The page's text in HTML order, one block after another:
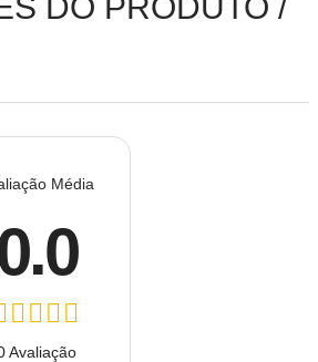
Média
Avaliação